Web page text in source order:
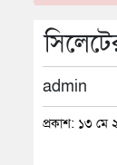
admin
প্রকাশ: ১৩ মে